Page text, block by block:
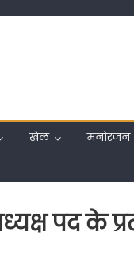
खेल मनोरंजन
पद के